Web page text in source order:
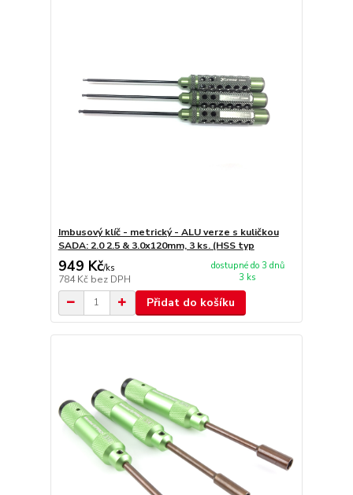
Imbusový klíč - metrický - ALU verze s kuličkou
SADA: 2.0 2.5 & 3.0x120mm, 3 ks. (HSS typ
949 Kč/ks
784 Kč bez DPH
dostupné do 3 dnů
3 ks
Přidat do košíku